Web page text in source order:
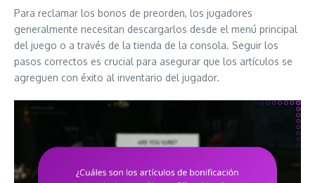
Para reclamar los bonos de preorden, los jugadores
generalmente necesitan descargarlos desde el menú principal
del juego o a través de la tienda de la consola. Seguir los
pasos correctos es crucial para asegurar que los artículos se
agreguen con éxito al inventario del jugador.